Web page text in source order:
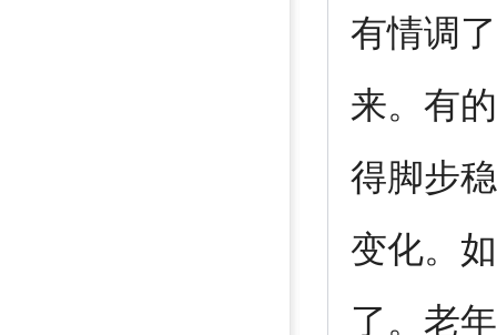
有情调
来。有
得脚步
变化。
了。老